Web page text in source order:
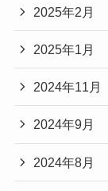
2025年2月
2025年1月
2024年11月
2024年9月
2024年8月